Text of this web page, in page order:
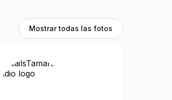
Mostrar todas las fotos